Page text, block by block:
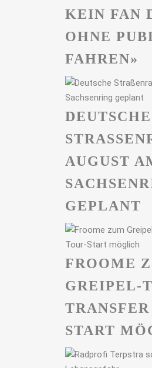
KEIN FAN
OHNE
FAHREN»
DEUTSCHE
UGUST AM
EPLANT
FROOME
GREIPEL-
START